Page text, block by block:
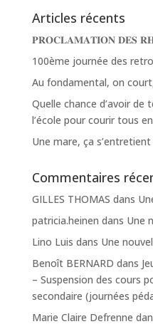
Articles récents
𝐏𝐑𝐎𝐂𝐋𝐀𝐌𝐀𝐓𝐈𝐎𝐍 𝐃𝐄𝐒
100ème journée des
Au fondamental, on
Quelle chance d’avoir de
l’école pour courir tous
Une mare, ça
Commentaires
GILLES THOMAS dans
patricia.heinen dans Une
Lino Luis dans Une
Benoît BERNARD dans
– Suspension des cours
secondaire (journées
Marie Claire Defrenne